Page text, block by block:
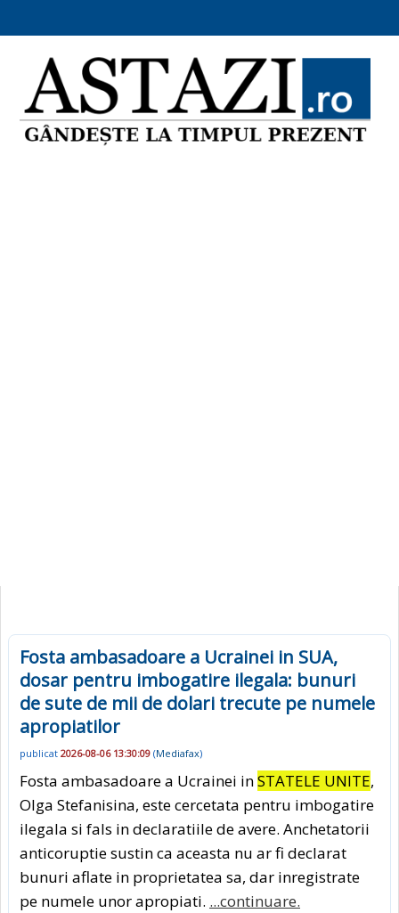
Fosta ambasadoare a Ucrainei in SUA,
dosar pentru imbogatire ilegala: bunuri
de sute de mii de dolari trecute pe numele
apropiatilor
publicat 2026-08-06 13:30:09 (Mediafax)
Fosta ambasadoare a Ucrainei inSTATELE UNITE,
Olga Stefanisina, este cercetata pentru imbogatire
ilegala si fals in declaratiile de avere. Anchetatorii
anticoruptie sustin ca aceasta nu ar fi declarat
bunuri aflate in proprietatea sa, dar inregistrate
pe numele unor apropiati. ...continuare.